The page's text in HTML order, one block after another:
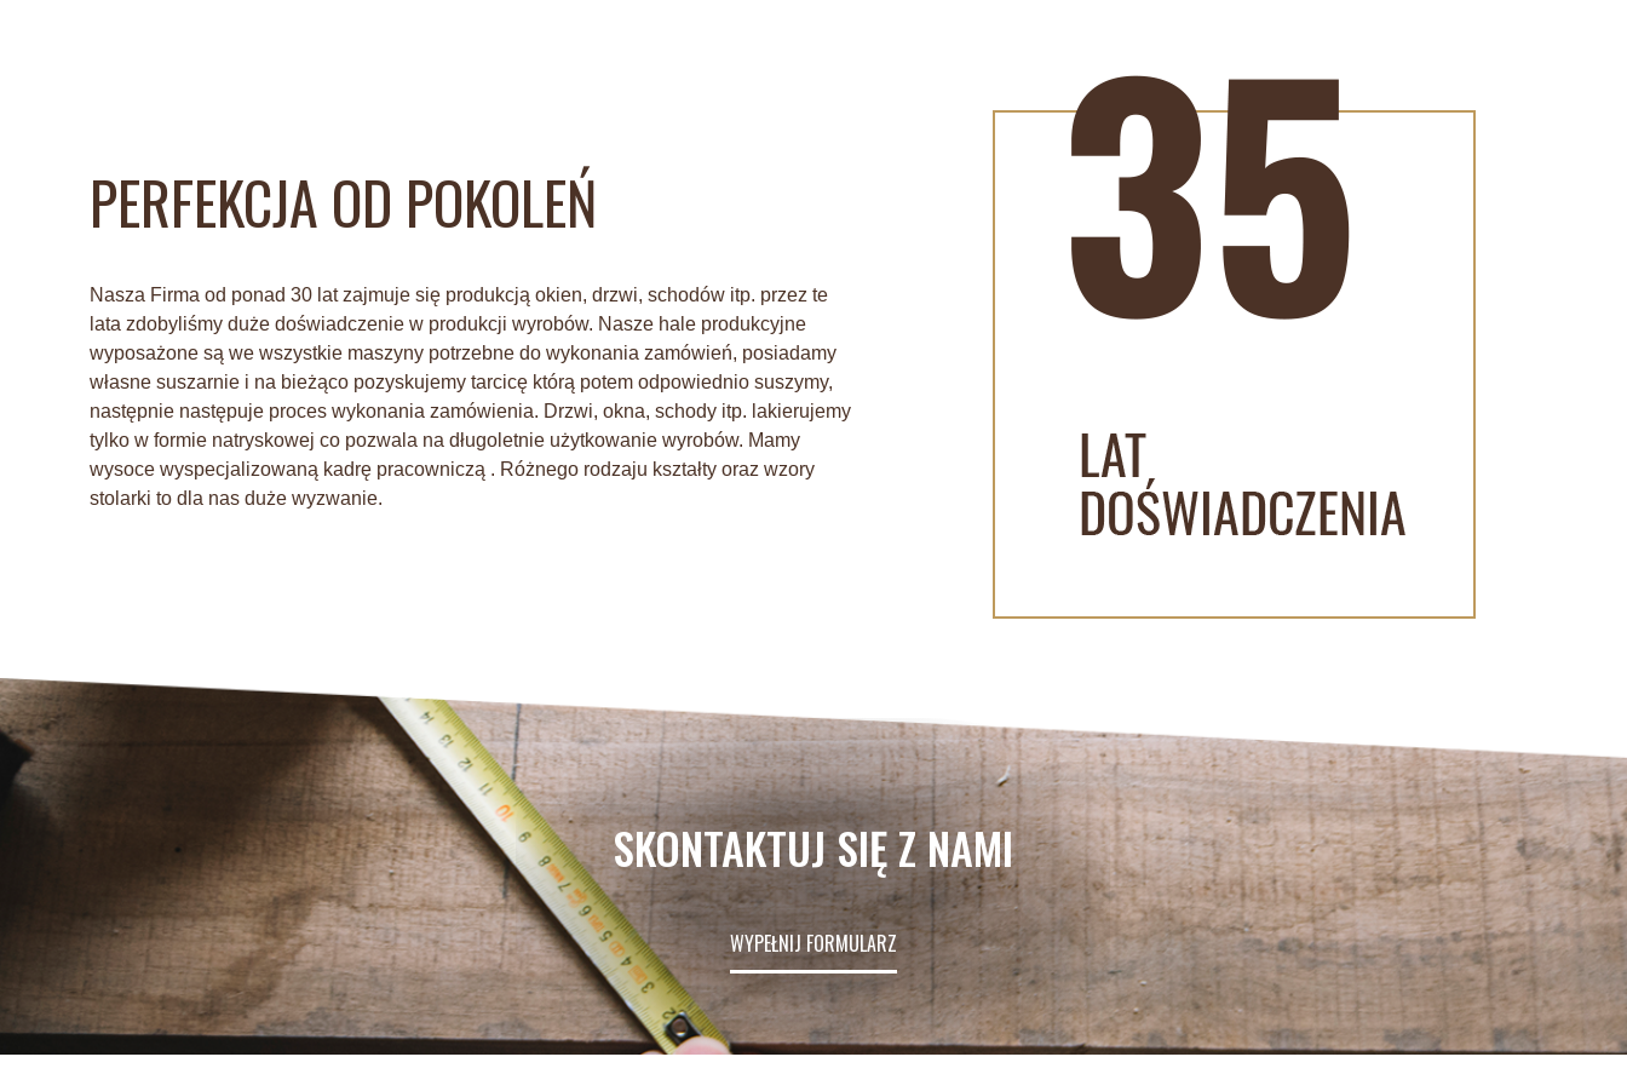
PERFEKCJA OD POKOLEŃ
Nasza Firma od ponad 30 lat zajmuje się produkcją okien, drzwi, schodów itp. przez te
lata zdobyliśmy duże doświadczenie w produkcji wyrobów. Nasze hale produkcyjne
wyposażone są we wszystkie maszyny potrzebne do wykonania zamówień, posiadamy
własne suszarnie i na bieżąco pozyskujemy tarcicę którą potem odpowiednio suszymy,
następnie następuje proces wykonania zamówienia. Drzwi, okna, schody itp. lakierujemy
tylko w formie natryskowej co pozwala na długoletnie użytkowanie wyrobów. Mamy
wysoce wyspecjalizowaną kadrę pracowniczą . Różnego rodzaju kształty oraz wzory
stolarki to dla nas duże wyzwanie.
SKONTAKTUJ SIĘ Z NAMI
WYPEŁNIJ FORMULARZ